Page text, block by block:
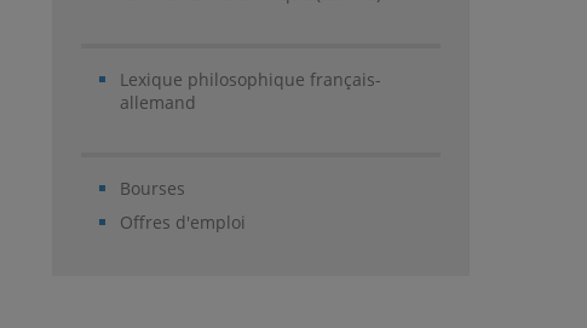
Lexique philosophique français-
allemand
Bourses
Offres d'emploi